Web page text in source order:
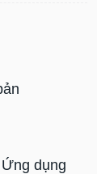
dụng